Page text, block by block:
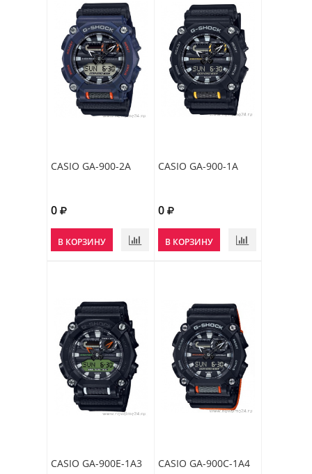
CASIO GA-900-2A
0
В КОРЗИНУ
CASIO GA-900-1A
0
В КОРЗИНУ
CASIO GA-900E-1A3 CASIO GA-900C-1A4